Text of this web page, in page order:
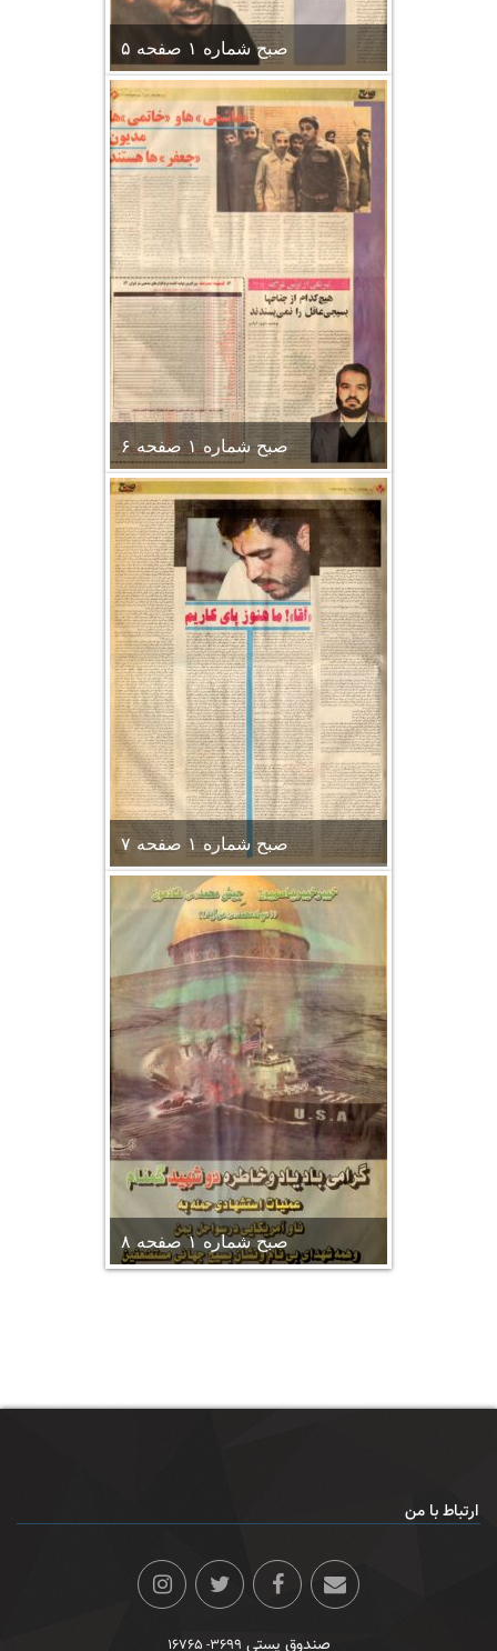
صبح شماره ۱ صفحه ۵
صبح شماره ۱ صفحه ۶
صبح شماره ۱ صفحه ۷
صبح شماره ۱ صفحه ۸
ارتباط با من
صندوق پستی ۳۶۹۹- ۱۶۷۶۵